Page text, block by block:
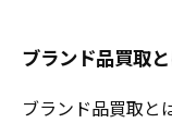
ブランド品買取
ブランド品買取と